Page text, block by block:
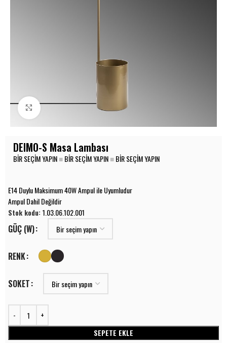
Büyüt
DEIMO-S Masa Lambası
BIR SEÇIM YAPIN■BIR SEÇIM YAPIN■BIR SEÇIM YAPIN
E14 Duylu Maksimum 40W Ampul ile Uyumludur
Ampul Dahil Değildir
Stok kodu: 1.03.06.102.001
GÜÇ (W)
RENK
SOKET
SEPETE EKLE